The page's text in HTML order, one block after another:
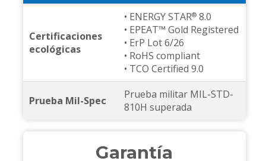
Certificaciones
ecológicas
• ENERGY STAR®8.0
• EPEAT™ Gold Registered
• ErP Lot 6/26
• RoHS compliant
• TCO Certified 9.0
Prueba Mil-Spec
Prueba militar MIL-STD-
810H superada
Garantía